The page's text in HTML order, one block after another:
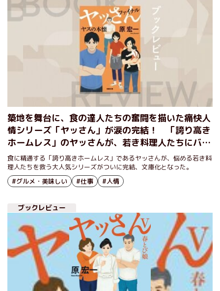
築地を舞台に、食の達人たちの奮闘を描いた痛快人
情シリーズ「ヤッさん」が涙の完結！ 「誇り高き
ホームレス」のヤッさんが、若き料理人たちにバト
ンを渡す 『ヤッさんファイナル ヤスの本懐』原
宏一
食に精通する「誇り高きホームレス」であるヤッさんが、悩める若き料
理人たちを救う大人気シリーズがついに完結、文庫化となった。
#グルメ・美味しい
#仕事 #人情
ブックレビュー